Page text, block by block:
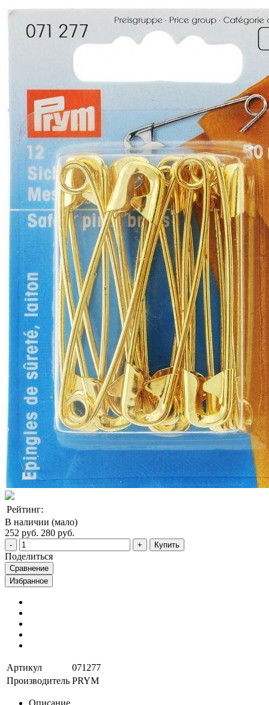
Рейтинг:
В наличии (мало)
252 руб. 280 руб.
Купить
Поделиться
Сравнение
Избранное
Артикул
071277
Производитель PRYM
Описание